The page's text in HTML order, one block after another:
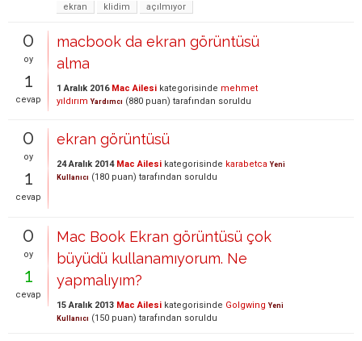
ekran klidim açılmıyor
0
oy
1
cevap
macbook da ekran görüntüsü
alma
1 Aralık 2016 Mac Ailesi kategorisinde mehmet
yıldırım Yardımcı (880 puan) tarafından soruldu
0
oy
1
cevap
ekran görüntüsü
24 Aralık 2014 Mac Ailesi kategorisinde karabetca Yeni
Kullanıcı (180 puan) tarafından soruldu
0
oy
1
cevap
Mac Book Ekran görüntüsü çok
büyüdü kullanamıyorum. Ne
yapmalıyım?
15 Aralık 2013 Mac Ailesi kategorisinde Golgwing Yeni
Kullanıcı (150 puan) tarafından soruldu